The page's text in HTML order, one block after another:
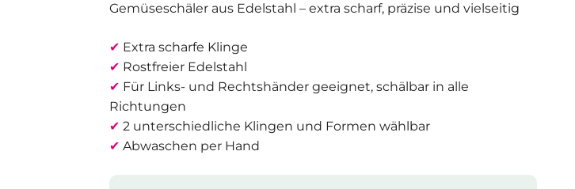
Gemüseschäler aus Edelstahl – extra scharf, präzise und vielseitig
✔ Extra scharfe Klinge
✔ Rostfreier Edelstahl
✔ Für Links- und Rechtshänder geeignet, schälbar in alle
Richtungen
✔ 2 unterschiedliche Klingen und Formen wählbar
✔ Abwaschen per Hand